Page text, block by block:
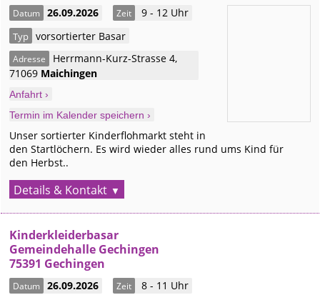
Datum 26.09.2026 Zeit 9 - 12 Uhr
Typ vorsortierter Basar
Adresse Herrmann-Kurz-Strasse 4,
71069 Maichingen
Anfahrt ›
Termin im Kalender speichern ›
Unser sortierter Kinderflohmarkt steht in
den Startlöchern. Es wird wieder alles rund ums Kind für
den Herbst..
Details & Kontakt
Kinderkleiderbasar
Gemeindehalle Gechingen
75391 Gechingen
Datum 26.09.2026 Zeit 8 - 11 Uhr